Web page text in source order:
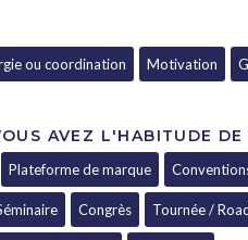
ou coordination Motivation
AVEZ L'HABITUDE DE
Plateforme de marque
Congrès Tournée /